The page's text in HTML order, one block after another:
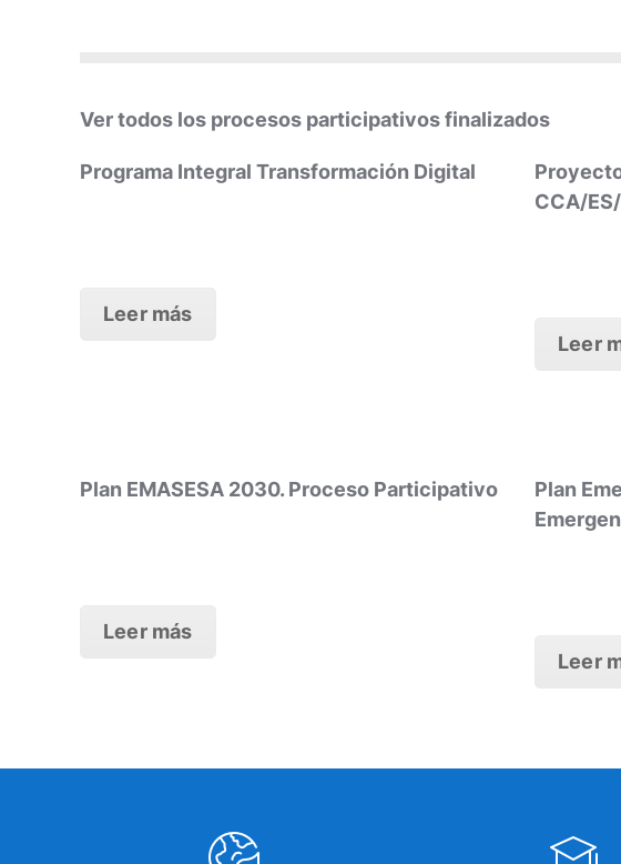
Ver todos los procesos participativos finalizados
Programa Integral Transformación Digital
Leer más
CCA/
Leer
Plan EMASESA 2030. Proceso Participativo
Leer más
Plan
Leer